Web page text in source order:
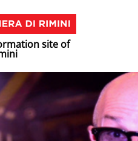
site of